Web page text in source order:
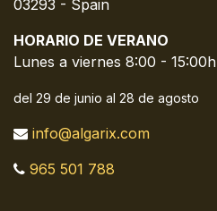
03293 - Spain
HORARIO DE VERANO
Lunes a viernes 8:00 - 15:00h
del 29 de junio al 28 de agosto
info@algarix.com
965 501 788